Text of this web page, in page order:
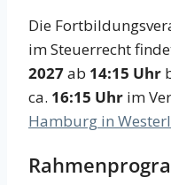
Die
im Steuerrecht
2027ab 14:15 Uhr
ca. 16:15 Uhr im
Hamburg in